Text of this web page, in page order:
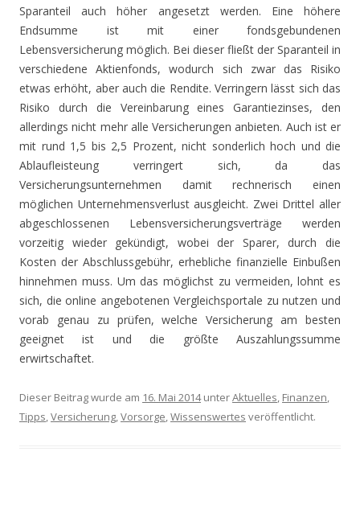
Sparanteil auch höher angesetzt werden. Eine höhere
Endsumme ist mit einer fondsgebundenen
Lebensversicherung möglich. Bei dieser fließt der Sparanteil in
verschiedene Aktienfonds, wodurch sich zwar das Risiko
etwas erhöht, aber auch die Rendite. Verringern lässt sich das
Risiko durch die Vereinbarung eines Garantiezinses, den
allerdings nicht mehr alle Versicherungen anbieten. Auch ist er
mit rund 1,5 bis 2,5 Prozent, nicht sonderlich hoch und die
Ablaufleisteung verringert sich, da das
Versicherungsunternehmen damit rechnerisch einen
möglichen Unternehmensverlust ausgleicht. Zwei Drittel aller
abgeschlossenen Lebensversicherungsverträge werden
vorzeitig wieder gekündigt, wobei der Sparer, durch die
Kosten der Abschlussgebühr, erhebliche finanzielle Einbußen
hinnehmen muss. Um das möglichst zu vermeiden, lohnt es
sich, die online angebotenen Vergleichsportale zu nutzen und
vorab genau zu prüfen, welche Versicherung am besten
geeignet ist und die größte Auszahlungssumme
erwirtschaftet.
Dieser Beitrag wurde am 16. Mai 2014unterAktuelles, Finanzen,
Tipps,Versicherung,Vorsorge,Wissenswertes veröffentlicht.